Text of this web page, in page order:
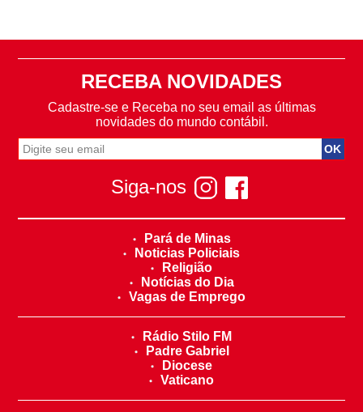
RECEBA NOVIDADES
Cadastre-se e Receba no seu email as últimas
novidades do mundo contábil.
Siga-nos
Pará de Minas
Noticias Policiais
Religião
Notícias do Dia
Vagas de Emprego
Rádio Stilo FM
Padre Gabriel
Diocese
Vaticano